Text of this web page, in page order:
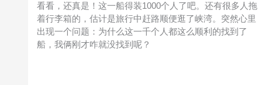
看看，还真是！这一船得装1000个人了吧。还有很多人拖
着行李箱的，估计是旅行中赶路顺便逛了峡湾。突然心里
出现一个问题：为什么这一千个人都这么顺利的找到了
船，我俩刚才咋就没找到呢？